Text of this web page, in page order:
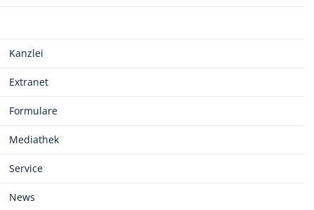
Kanzlei
Extranet
Formulare
Mediathek
Service
News